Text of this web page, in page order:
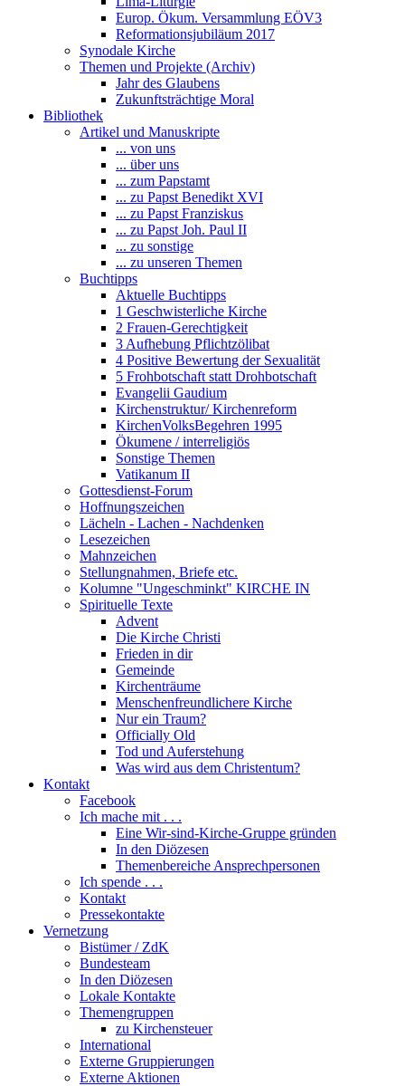
Europ. Ökum. Versammlung EÖV3
Reformationsjubiläum 2017
Synodale Kirche
Themen und Projekte (Archiv)
Jahr des Glaubens
Zukunftsträchtige Moral
Bibliothek
Artikel und Manuskripte
... von uns
... über uns
... zum Papstamt
... zu Papst Benedikt XVI
... zu Papst Franziskus
... zu Papst Joh. Paul II
... zu sonstige
... zu unseren Themen
Buchtipps
Aktuelle Buchtipps
1 Geschwisterliche Kirche
2 Frauen-Gerechtigkeit
3 Aufhebung Pflichtzölibat
4 Positive Bewertung der Sexualität
5 Frohbotschaft statt Drohbotschaft
Evangelii Gaudium
Kirchenstruktur/ Kirchenreform
KirchenVolksBegehren 1995
Ökumene / interreligiös
Sonstige Themen
Vatikanum II
Gottesdienst-Forum
Hoffnungszeichen
Lächeln - Lachen - Nachdenken
Lesezeichen
Mahnzeichen
Stellungnahmen, Briefe etc.
Kolumne "Ungeschminkt" KIRCHE IN
Spirituelle Texte
Advent
Die Kirche Christi
Frieden in dir
Gemeinde
Kirchenträume
Menschenfreundlichere Kirche
Nur ein Traum?
Officially Old
Tod und Auferstehung
Was wird aus dem Christentum?
Kontakt
Facebook
Ich mache mit . . .
Eine Wir-sind-Kirche-Gruppe gründen
In den Diözesen
Themenbereiche Ansprechpersonen
Ich spende . . .
Kontakt
Pressekontakte
Vernetzung
Bistümer / ZdK
Bundesteam
In den Diözesen
Lokale Kontakte
Themengruppen
zu Kirchensteuer
International
Externe Gruppierungen
Externe Aktionen